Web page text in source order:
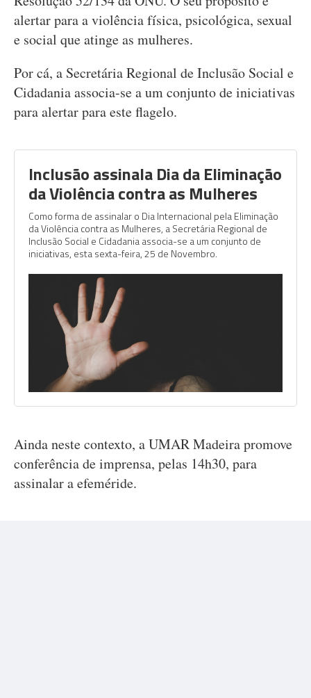
alertar para a violência física, psicológica, sexual
e social que atinge as mulheres.
Por cá, a Secretária Regional de Inclusão Social e
Cidadania associa-se a um conjunto de iniciativas
para alertar para este flagelo.
Inclusão assinala Dia da Eliminação
da Violência contra as Mulheres
Como forma de assinalar o Dia Internacional pela Eliminação
da Violência contra as Mulheres, a Secretária Regional de
Inclusão Social e Cidadania associa-se a um conjunto de
iniciativas, esta sexta-feira, 25 de Novembro.
Ainda neste contexto, aUMAR Madeira promove
conferência de imprensa, pelas 14h30, para
assinalar a efeméride.